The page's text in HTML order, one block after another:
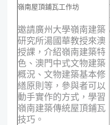
嶺南屋頂鋪瓦工作坊
邀請廣州大學嶺南建築
研究所湯國華教授來澳
授課，介紹嶺南建築特
色、澳門中式文物建築
概況、文物建築基本修
繕原則等，參與者可以
動手實作的方式，學習
嶺南建築傳統屋頂鋪瓦
技巧。